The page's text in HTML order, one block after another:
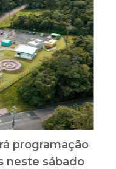
programação
neste sábado